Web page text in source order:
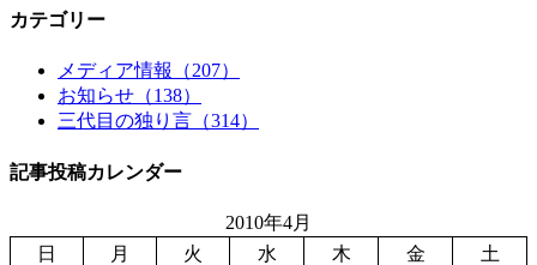
カテゴリー
メディア情報（207）
お知らせ（138）
三代目の独り言（314）
記事投稿カレンダー
2010年4月
日
月 火 水 木 金
土